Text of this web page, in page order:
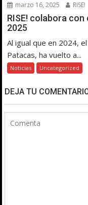
marzo 16, 2025 RISE!
RISE! colabora
2025
Al igual que en 2024,
Patacas, ha vuelto a...
Noticias Uncategorized
DEJA TU